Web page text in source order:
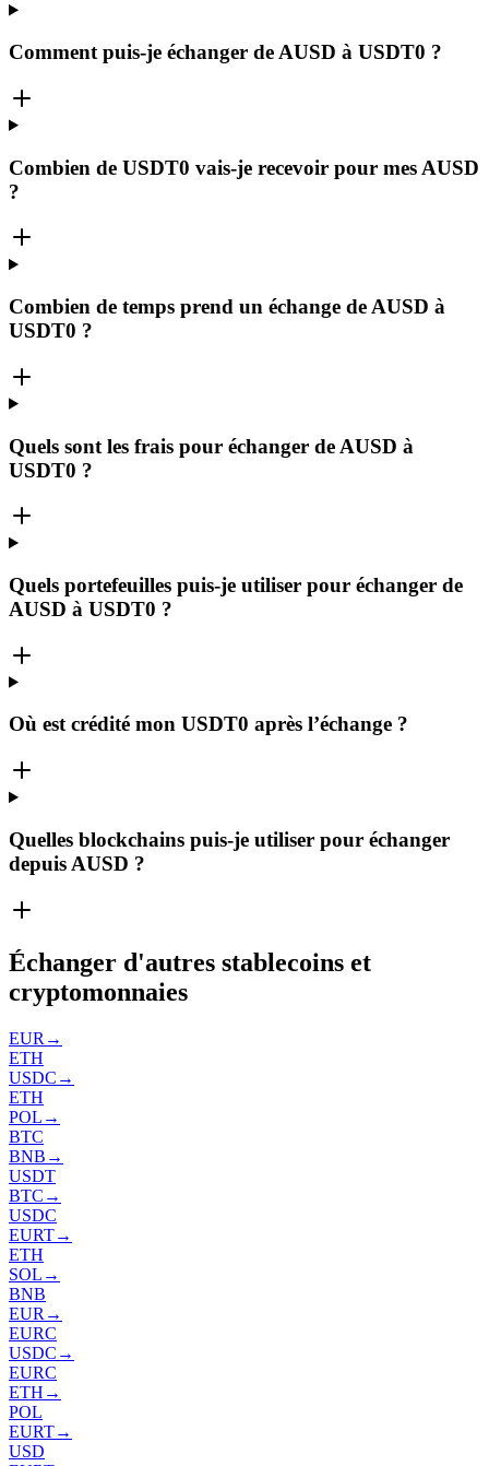
Comment puis-je échanger de AUSD à USDT0 ?
Combien de USDT0 vais-je recevoir pour mes AUSD
?
Combien de temps prend un échange de AUSD à
USDT0 ?
Quels sont les frais pour échanger de AUSD à
USDT0 ?
Quels portefeuilles puis-je utiliser pour échanger de
AUSD à USDT0 ?
Où est crédité mon USDT0 après l’échange ?
Quelles blockchains puis-je utiliser pour échanger
depuis AUSD ?
Échanger d'autres stablecoins et
cryptomonnaies
EUR →
ETH
USDC →
ETH
POL →
BTC
BNB →
USDT
BTC →
USDC
EURT→
ETH
SOL →
BNB
EUR →
EURC
USDC →
EURC
ETH →
POL
EURT→
USD